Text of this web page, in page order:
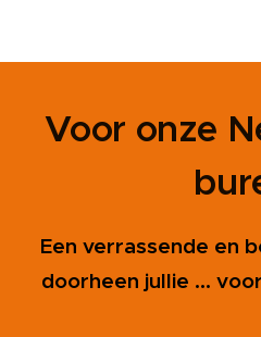
Voor onze
Een verrassende en
doorheen jullie ...